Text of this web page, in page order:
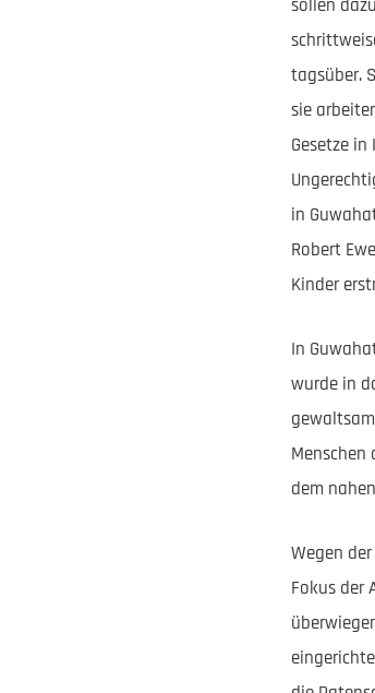
sollen
tagsüber.
sie
Gesetze
in
Robert
Kinder
In
wurde in
dem
Wegen
Fokus der